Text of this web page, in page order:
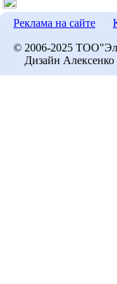
Реклама на сайте
© 2006-2025
Дизайн